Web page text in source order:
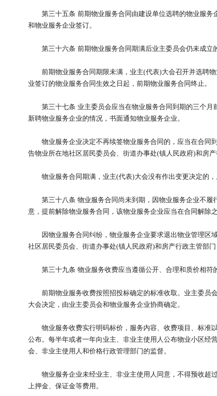
第三十五条 前期物业服务合同由建设单位选聘的物业服务
和物业服务企业签订。
第三十六条 前期物业服务合同期满后业主委员会仍未成立
前期物业服务合同期限未满，业主(代表)大会召开并选聘物
业签订的物业服务合同生效之日起，前期物业服务合同终止。
第三十七条 业主委员会应当在物业服务合同到期的三个月
新聘物业服务企业的情况，书面通知物业服务企业。
物业服务企业决定不再续签物业服务合同的，应当在合同
告物业所在地社区居民委员会、街道办事处(镇人民政府)和房
物业服务合同期满，业主(代表)大会没有作出变更决定的，
第三十八条 物业服务合同尚未到期，因物业服务企业不履
意，提前解除物业服务合同，该物业服务企业应当在合同解除
因物业服务合同纠纷，物业服务企业要求退出物业管理区
社区居民委员会、街道办事处(镇人民政府)和房产行政主管部
第三十九条 物业服务收费应当遵循公开、合理和质价相符
前期物业服务收费按照招投标确定的标准收取。业主委员
大会决定，由业主委员会和物业服务企业协商确定。
物业服务收费实行明码标价，服务内容、收费项目、标准
公布。每半年或者一年向业主、非业主使用人公布物业小区经
会、非业主使用人和价格行政管理部门的监督。
物业服务企业未经业主、非业主使用人同意，不得预收超
上押金、保证金等费用。